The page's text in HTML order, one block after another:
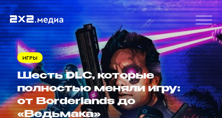
ИГРЫ
Шесть DLC, которые
полностью меняли игру:
от Borderlands до
«Ведьмака»